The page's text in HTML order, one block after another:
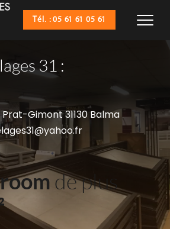
Tél. : 05 61 61 05 61
31 :
Gimont 31130 Balma
de plus